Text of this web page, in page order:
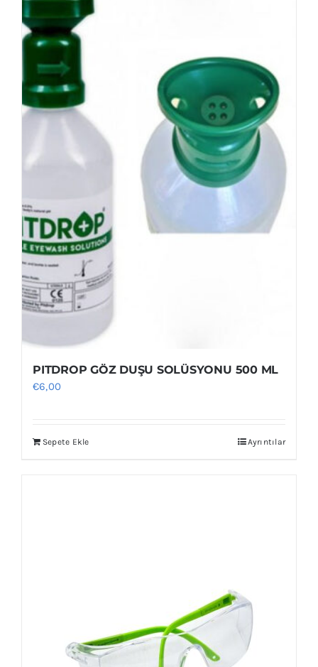
PITDROP GÖZ DUŞU SOLÜSYONU 500 ML
€6,00
Sepete Ekle Ayrıntılar